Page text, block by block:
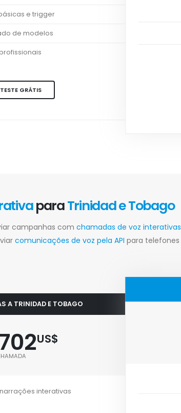
e trigger
de modelos
GRÁTIS
paraTrinidad e Tobago
campanhas com chamadas de voz interativas
comunicações de voz pela API para telefones
A TRINIDAD E TOBAGO
US$
interativas